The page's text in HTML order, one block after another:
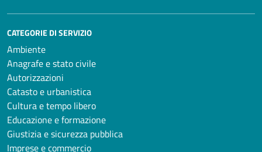
CATEGORIE DI SERVIZIO
Ambiente
Anagrafe e stato civile
Autorizzazioni
Catasto e urbanistica
Cultura e tempo libero
Educazione e formazione
Giustizia e sicurezza pubblica
Imprese e commercio